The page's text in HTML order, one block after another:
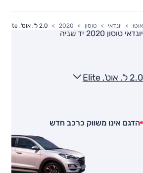
אוטו יונדאי טוסון 2020 2.0 ל', אוט', Elite
יונדאי טוסון 2020 יד שניה
2.0 ל', אוט', Elite
הדגם אינו משווק כרכב חדש